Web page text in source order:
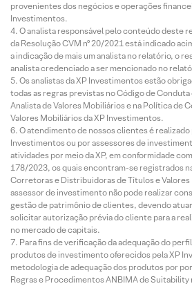
provenientes dos negócios e operações
Investimentos.
O analista responsável pelo conteúdo deste
da Resolução CVM nº 20/2021 está indicado
a indicação de mais um analista no relatório, o
analista credenciado a ser mencionado no
Os analistas da XP Investimentos estão
todas as regras previstas no Código de Conduta
Analista de Valores Mobiliários e na Política de
Valores Mobiliários da XP Investimentos.
O atendimento de nossos clientes é realizado
Investimentos ou por assessores de
atividades por meio da XP, em conformidade
178/2023, os quais encontram-se registrados
Corretoras e Distribuidoras de Títulos e Valores
assessor de investimento não pode realizar
gestão de patrimônio de clientes, devendo
solicitar autorização prévia do cliente para a
no mercado de capitais.
Para fins de verificação da adequação do
produtos de investimento oferecidos pela XP
metodologia de adequação dos produtos por
Regras e Procedimentos ANBIMA de Suitability